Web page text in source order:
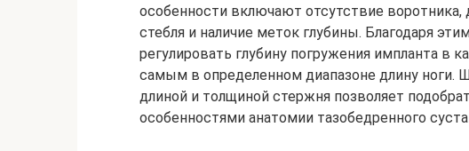
особенности включают отсутствие
стебля и наличие меток глубины. Благодаря
регулировать глубину погружения импланта в
самым в определенном диапазоне длину ноги.
длиной и толщиной стержня позволяет
особенностями анатомии тазобедренного